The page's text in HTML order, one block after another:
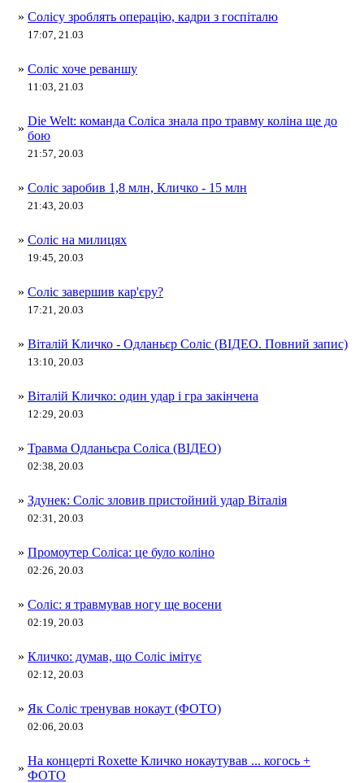
» Солісу зроблять операцію, кадри з госпіталю
17:07, 21.03
» Соліс хоче реваншу
11:03, 21.03
»
Die Welt: команда Соліса знала про травму коліна ще до
бою
21:57, 20.03
» Соліс заробив 1,8 млн, Кличко - 15 млн
21:43, 20.03
» Соліс на милицях
19:45, 20.03
» Соліс завершив кар'єру?
17:21, 20.03
» Віталій Кличко - Одланьєр Соліс (ВІДЕО. Повний запис)
13:10, 20.03
» Віталій Кличко: один удар і гра закінчена
12:29, 20.03
» Травма Одланьєра Соліса (ВІДЕО)
02:38, 20.03
» Здунек: Соліс зловив пристойний удар Віталія
02:31, 20.03
» Промоутер Соліса: це було коліно
02:26, 20.03
» Соліс: я травмував ногу ще восени
02:19, 20.03
» Кличко: думав, що Соліс імітує
02:12, 20.03
» Як Соліс тренував нокаут (ФОТО)
02:06, 20.03
»
На концерті Roxette Кличко нокаутував ... когось +
ФОТО